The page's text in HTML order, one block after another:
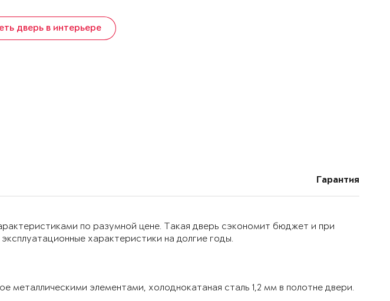
дверь в интерьере
Гарантия
по разумной цене. Такая дверь сэкономит бюджет и при
характеристики на долгие годы.
металлическими элементами, холоднокатаная сталь 1,2 мм в полотне двери.